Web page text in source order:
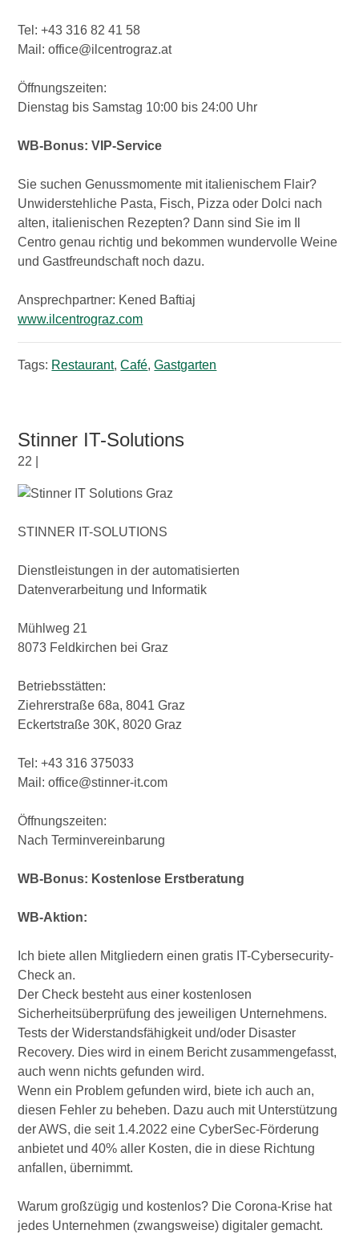
Tel: +43 316 82 41 58
Mail: office@ilcentrograz.at
Öffnungszeiten:
Dienstag bis Samstag 10:00 bis 24:00 Uhr
WB-Bonus: VIP-Service
Sie suchen Genussmomente mit italienischem Flair?
Unwiderstehliche Pasta, Fisch, Pizza oder Dolci nach
alten, italienischen Rezepten? Dann sind Sie im Il
Centro genau richtig und bekommen wundervolle Weine
und Gastfreundschaft noch dazu.
Ansprechpartner: Kened Baftiaj
www.ilcentrograz.com
Tags: Restaurant,Café,Gastgarten
Stinner IT-Solutions
22 |
STINNER IT-SOLUTIONS
Dienstleistungen in der automatisierten
Datenverarbeitung und Informatik
Mühlweg 21
8073 Feldkirchen bei Graz
Betriebsstätten:
Ziehrerstraße 68a, 8041 Graz
Eckertstraße 30K, 8020 Graz
Tel: +43 316 375033
Mail: office@stinner-it.com
Öffnungszeiten:
Nach Terminvereinbarung
WB-Bonus: Kostenlose Erstberatung
WB-Aktion:
Ich biete allen Mitgliedern einen gratis IT-Cybersecurity-
Check an.
Der Check besteht aus einer kostenlosen
Sicherheitsüberprüfung des jeweiligen Unternehmens.
Tests der Widerstandsfähigkeit und/oder Disaster
Recovery. Dies wird in einem Bericht zusammengefasst,
auch wenn nichts gefunden wird.
Wenn ein Problem gefunden wird, biete ich auch an,
diesen Fehler zu beheben. Dazu auch mit Unterstützung
der AWS, die seit 1.4.2022 eine CyberSec-Förderung
anbietet und 40% aller Kosten, die in diese Richtung
anfallen, übernimmt.
Warum großzügig und kostenlos? Die Corona-Krise hat
jedes Unternehmen (zwangsweise) digitaler gemacht.